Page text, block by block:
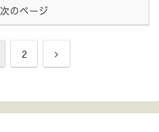
次のページ
2
次